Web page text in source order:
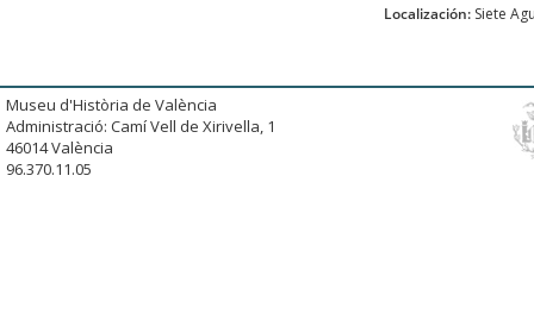
Localización: Siete
Museu d'Història de València
Administració: Camí Vell de Xirivella, 1
46014 València
96.370.11.05